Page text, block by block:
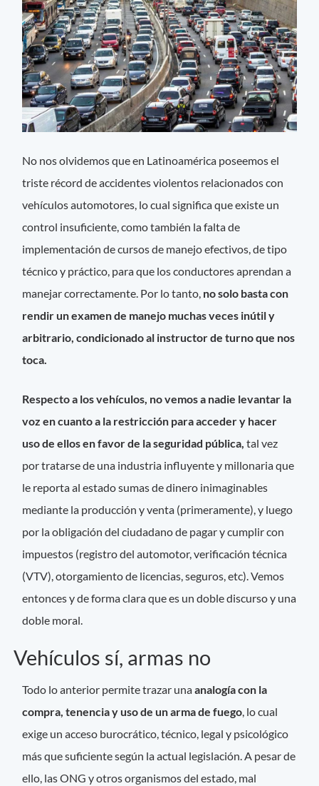
No nos olvidemos que en Latinoamérica poseemos el
triste récord de accidentes violentos relacionados con
vehículos automotores, lo cual significa que existe un
control insuficiente, como también la falta de
implementación de cursos de manejo efectivos, de tipo
técnico y práctico, para que los conductores aprendan a
manejar correctamente. Por lo tanto, no solo basta con
rendir un examen de manejo muchas veces inútil y
arbitrario, condicionado al instructor de turno que nos
toca.
Respecto a los vehículos, no vemos a nadie levantar la
voz en cuanto a la restricción para acceder y hacer
uso de ellos en favor de la seguridad pública, tal vez
por tratarse de una industria influyente y millonaria que
le reporta al estado sumas de dinero inimaginables
mediante la producción y venta (primeramente), y luego
por la obligación del ciudadano de pagar y cumplir con
impuestos (registro del automotor, verificación técnica
(VTV), otorgamiento de licencias, seguros, etc). Vemos
entonces y de forma clara que es un doble discurso y una
doble moral.
Vehículos sí, armas no
Todo lo anterior permite trazar unaanalogía con la
compra, tenencia y uso de un arma de fuego, lo cual
exige un acceso burocrático, técnico, legal y psicológico
más que suficiente según la actual legislación. A pesar de
ello, las ONG y otros organismos del estado, mal